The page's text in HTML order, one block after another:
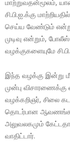
மாற்றுவதன்மூலம்,
சி.பி.ஐ.க்கு
செய்ய வேண்டும்
முடிவு என்றும்,
வழக்குகளையுமே
இந்த வழக்கு இன்று
முன்பு
வழக்கறிஞர், சிலை
தொடர்பான ஆவணங்கள்
அலுவலகமும்
வாதிட்டார்.